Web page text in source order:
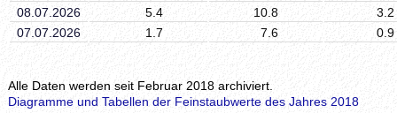
08.07.2026
5.4 10.8
3.2
07.07.2026
1.7 7.6 0.9
Alle Daten werden seit Februar 2018 archiviert.
Diagramme und Tabellen der Feinstaubwerte des Jahres 2018